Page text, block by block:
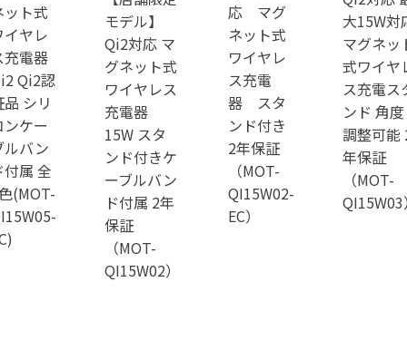
ット式
イヤレ
充電器
Qi2認
シリ
ケー
ルバン
付属 全
(MOT-
モデル】
Qi2対応 マ
グネット式
ワイヤレス
充電器
15W スタ
ンド付きケ
ーブルバン
ド付属 2年
保証
（MOT-
QI15W02）
応 マグ
ネット式
ワイヤレ
ス充電
器 スタ
ンド付き
2年保証
（MOT-
QI15W02-
EC）
大15W対
マグネッ
式ワイヤ
ス充電ス
ンド 角度
調整可能
年保証
（MOT-
QI15W03